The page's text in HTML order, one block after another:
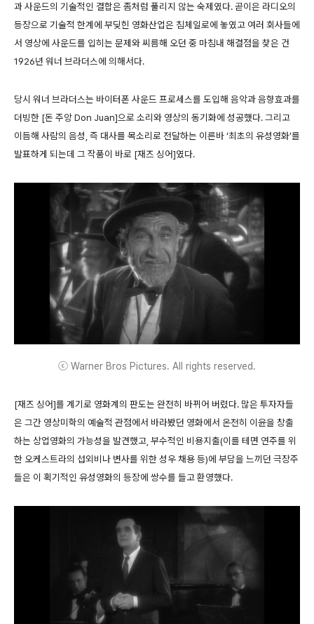
과 사운드의 기술적인 결합은 좀처럼 풀리지 않는 숙제였다. 곧이은 라디오의
등장으로 기술적 한계에 부딪힌 영화산업은 침체일로에 놓였고 여러 회사들에
서 영상에 사운드를 입히는 문제와 씨름해 오던 중 마침내 해결점을 찾은 건
1926년 워너 브라더스에 의해서다.
당시 워너 브라더스는 바이터폰 사운드 프로세스를 도입해 음악과 음향효과를
더빙한 [돈 주앙 Don Juan]으로 소리와 영상의 동기화에 성공했다. 그리고
이듬해 사람의 음성, 즉 대사를 목소리로 전달하는 이른바 ‘최초의 유성영화’를
발표하게 되는데 그 작품이 바로 [재즈 싱어]였다.
ⓒ Warner Bros Pictures. All rights reserved.
[재즈 싱어]를 계기로 영화계의 판도는 완전히 바뀌어 버렸다. 많은 투자자들
은 그간 영상미학의 예술적 관점에서 바라봤던 영화에서 온전히 이윤을 창출
하는 상업영화의 가능성을 발견했고, 부수적인 비용지출(이를 테면 연주를 위
한 오케스트라의 섭외비나 변사를 위한 성우 채용 등)에 부담을 느끼던 극장주
들은 이 획기적인 유성영화의 등장에 쌍수를 들고 환영했다.